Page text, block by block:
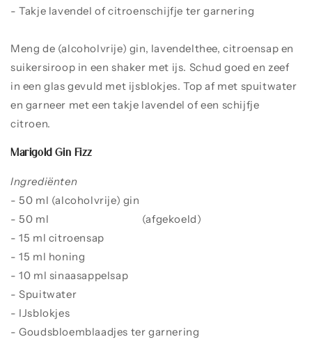
- Takje lavendel of citroenschijfje ter garnering
Meng de (alcoholvrije) gin, lavendelthee, citroensap en
suikersiroop in een shaker met ijs. Schud goed en zeef
in een glas gevuld met ijsblokjes. Top af met spuitwater
en garneer met een takje lavendel of een schijfje
citroen.
Marigold Gin Fizz
Ingrediënten
- 50 ml (alcoholvrije) gin
- 50 ml
(afgekoeld)
- 15 ml citroensap
- 15 ml honing
- 10 ml sinaasappelsap
- Spuitwater
- IJsblokjes
- Goudsbloemblaadjes ter garnering